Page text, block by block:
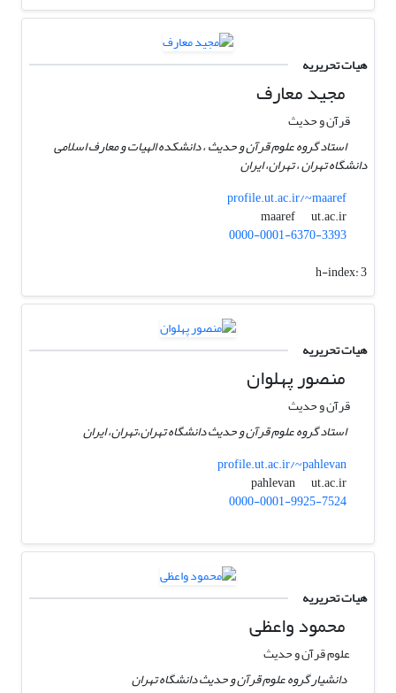
هیات تحریریه
مجید معارف
قرآن و حدیث
استاد گروه علوم قرآن و حدیث ، دانشکده الهیات و معارف اسلامی
دانشگاه تهران ، تهران، ایران
profile.ut.ac.ir/~maaref
maaref
ut.ac.ir
0000-0001-6370-3393
h-index:3
هیات تحریریه
منصور پهلوان
قرآن و حدیث
استاد گروه علوم قرآن و حدیث دانشگاه تهران،تهران، ایران
profile.ut.ac.ir/~pahlevan
pahlevan
ut.ac.ir
0000-0001-9925-7524
هیات تحریریه
محمود واعظی
علوم قرآن و حدیث
دانشیار گروه علوم قرآن و حدیث دانشگاه تهران